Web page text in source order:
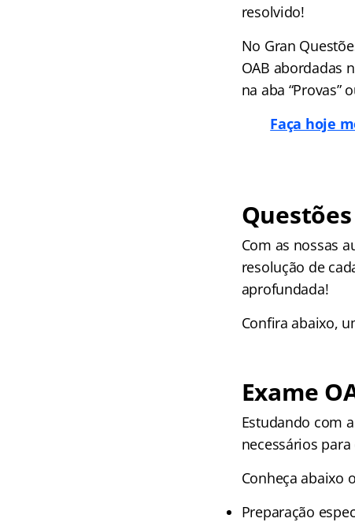
resolvido!
No Gran
OAB abordadas
na aba “Provas”
Faça hoje
Com as nossas
resolução de
aprofundada!
Confira abaixo,
Exame
Estudando com
necessários
Conheça abaixo
Preparação